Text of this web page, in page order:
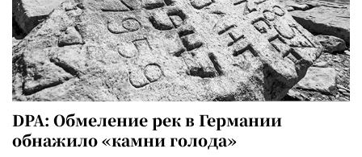
DPA: Обмеление рек в Германии
обнажило «камни голода»